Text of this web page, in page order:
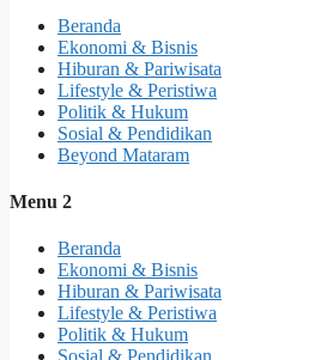
Beranda
Ekonomi & Bisnis
Hiburan & Pariwisata
Lifestyle & Peristiwa
Politik & Hukum
Sosial & Pendidikan
Beyond Mataram
Menu 2
Beranda
Ekonomi & Bisnis
Hiburan & Pariwisata
Lifestyle & Peristiwa
Politik & Hukum
Sosial & Pendidikan